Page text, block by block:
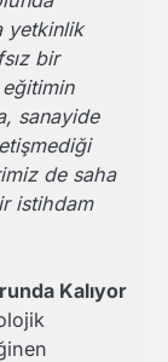
yetkinlik
bir
eğitimin
sanayide
de saha
istihdam
Kalıyor